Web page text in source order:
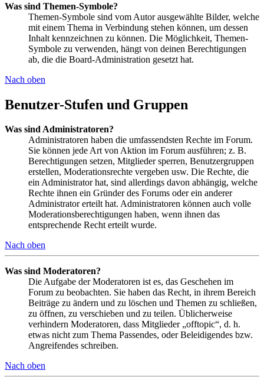
Was sind Themen-Symbole?
Themen-Symbole sind vom Autor ausgewählte Bilder, welche
mit einem Thema in Verbindung stehen können, um dessen
Inhalt kennzeichnen zu können. Die Möglichkeit, Themen-
Symbole zu verwenden, hängt von deinen Berechtigungen
ab, die die Board-Administration gesetzt hat.
Nach oben
Benutzer-Stufen und Gruppen
Was sind Administratoren?
Administratoren haben die umfassendsten Rechte im Forum.
Sie können jede Art von Aktion im Forum ausführen; z. B.
Berechtigungen setzen, Mitglieder sperren, Benutzergruppen
erstellen, Moderationsrechte vergeben usw. Die Rechte, die
ein Administrator hat, sind allerdings davon abhängig, welche
Rechte ihnen ein Gründer des Forums oder ein anderer
Administrator erteilt hat. Administratoren können auch volle
Moderationsberechtigungen haben, wenn ihnen das
entsprechende Recht erteilt wurde.
Nach oben
Was sind Moderatoren?
Die Aufgabe der Moderatoren ist es, das Geschehen im
Forum zu beobachten. Sie haben das Recht, in ihrem Bereich
Beiträge zu ändern und zu löschen und Themen zu schließen,
zu öffnen, zu verschieben und zu teilen. Üblicherweise
verhindern Moderatoren, dass Mitglieder „offtopic“, d. h.
etwas nicht zum Thema Passendes, oder Beleidigendes bzw.
Angreifendes schreiben.
Nach oben